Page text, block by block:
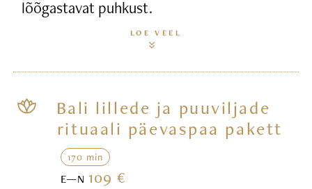
lõõgastavat puhkust.
LOE VEEL
Bali lillede ja puuviljade
rituaali päevaspaa pakett
170 min
E—N109 €